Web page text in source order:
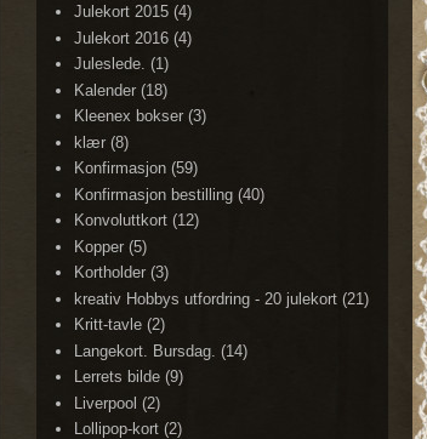
Julekort 2015 (4)
Julekort 2016 (4)
Juleslede. (1)
Kalender (18)
Kleenex bokser (3)
klær (8)
Konfirmasjon (59)
Konfirmasjon bestilling (40)
Konvoluttkort (12)
Kopper (5)
Kortholder (3)
kreativ Hobbys utfordring - 20 julekort (21)
Kritt-tavle (2)
Langekort. Bursdag. (14)
Lerrets bilde (9)
Liverpool (2)
Lollipop-kort (2)